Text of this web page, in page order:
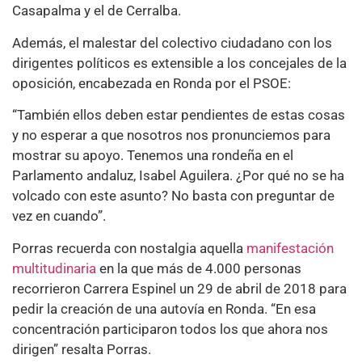
Casapalma y el de Cerralba.
Además, el malestar del colectivo ciudadano con los
dirigentes políticos es extensible a los concejales de la
oposición, encabezada en Ronda por el PSOE:
“También ellos deben estar pendientes de estas cosas
y no esperar a que nosotros nos pronunciemos para
mostrar su apoyo. Tenemos una rondeña en el
Parlamento andaluz, Isabel Aguilera. ¿Por qué no se ha
volcado con este asunto? No basta con preguntar de
vez en cuando”.
Porras recuerda con nostalgia aquella manifestación
multitudinaria en la que más de 4.000 personas
recorrieron Carrera Espinel un 29 de abril de 2018 para
pedir la creación de una autovía en Ronda. “En esa
concentración participaron todos los que ahora nos
dirigen” resalta Porras.